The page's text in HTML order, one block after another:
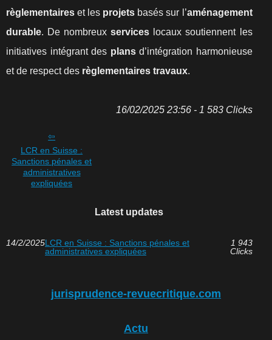
règlementaires et les projets basés sur l’aménagement
durable. De nombreuxservices locaux soutiennent les
initiatives intégrant des plansd’intégration harmonieuse
et de respect des règlementaires travaux.
16/02/2025 23:56 - 1 583 Clicks
LCR en Suisse :
Sanctions pénales et
administratives
expliquées
Latest updates
14/2/2025LCR en Suisse : Sanctions pénales et
administratives expliquées
1 943
Clicks
jurisprudence-revuecritique.com
Actu